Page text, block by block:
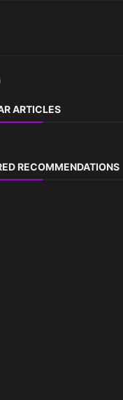
ARTICLES
RECOMMENDATIONS